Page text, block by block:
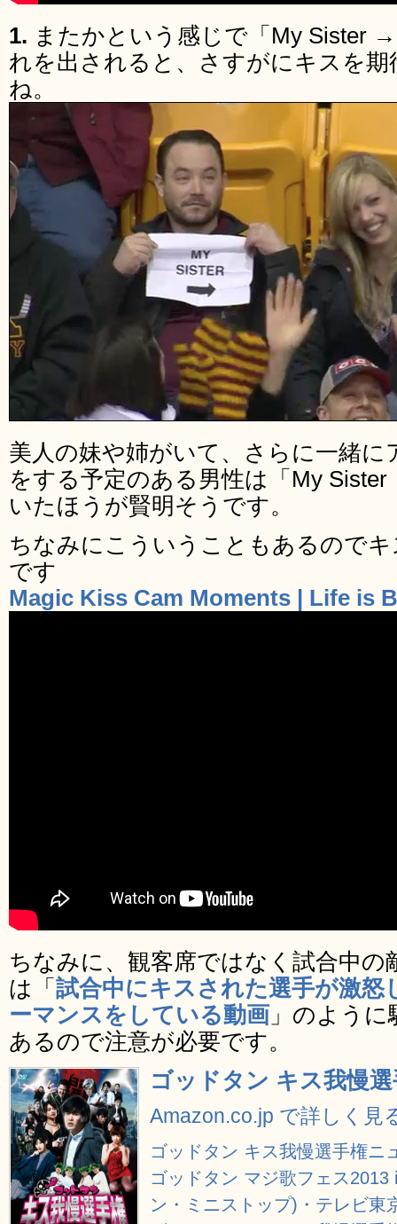
1. またかという感じで「My Sister
れを出されると、さすがにキスを
ね。
美人の妹や姉がいて、さらに一緒
をする予定のある男性は「My
いたほうが賢明そうです。
ちなみにこういうこともあるので
です
Magic Kiss Cam Moments | Life is
ちなみに、観客席ではなく試合中の
は「 試合中にキスされた選手が激怒
ーマンスをしている動画 」のよう
あるので注意が必要です。
ゴッドタン キス我慢
Amazon.co.jp で詳しく見
ゴッドタン キス我慢選手権ニ
ゴッドタン マジ歌フェス
ン・ミニストップ)・テレビ東